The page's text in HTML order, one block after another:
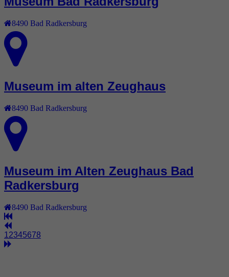
8490 Bad Radkersburg
Museum im alten Zeughaus
8490 Bad Radkersburg
Museum im Alten Zeughaus Bad
Radkersburg
8490 Bad Radkersburg
1 2345678